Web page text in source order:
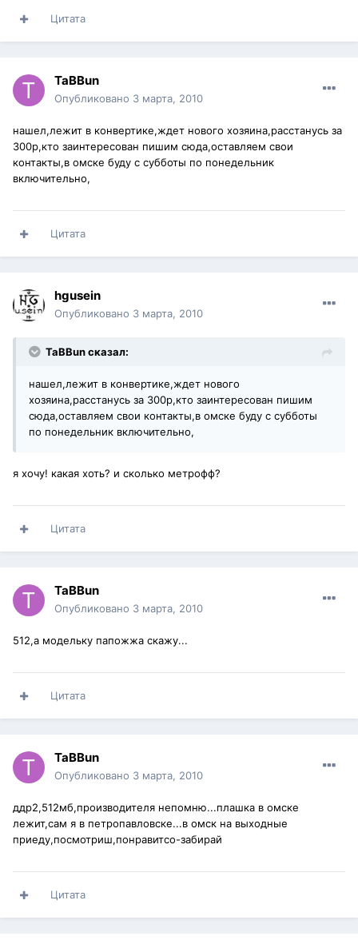
Цитата
TaBBun
Опубликовано 3 марта, 2010
нашел,лежит в конвертике,ждет нового хозяина,расстанусь за
300р,кто заинтересован пишим сюда,оставляем свои
контакты,в омске буду с субботы по понедельник
включительно,
Цитата
hgusein
Опубликовано 3 марта, 2010
TaBBun сказал:
нашел,лежит в конвертике,ждет нового
хозяина,расстанусь за 300р,кто заинтересован пишим
сюда,оставляем свои контакты,в омске буду с субботы
по понедельник включительно,
я хочу! какая хоть? и сколько метрофф?
Цитата
TaBBun
Опубликовано 3 марта, 2010
512,а модельку папожжа скажу...
Цитата
TaBBun
Опубликовано 3 марта, 2010
ддр2,512мб,производителя непомню...плашка в омске
лежит,сам я в петропавловске...в омск на выходные
приеду,посмотриш,понравитсо-забирай
Цитата